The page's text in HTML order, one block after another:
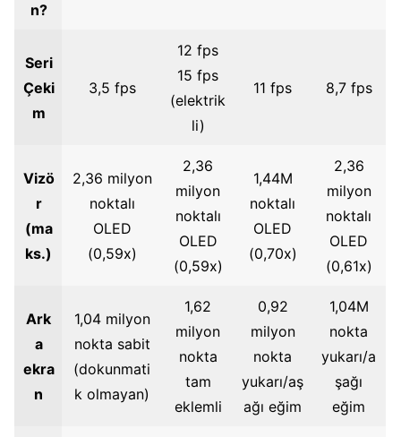
n?
Seri
Çeki
m
3,5 fps
12 fps
15 fps
(elektrik
li)
11 fps 8,7 fps
Vizö
r
(ma
ks.)
2,36 milyon
noktalı
OLED
(0,59x)
2,36
milyon
noktalı
OLED
(0,59x)
1,44M
noktalı
OLED
(0,70x)
2,36
milyon
noktalı
OLED
(0,61x)
Ark
a
ekra
n
1,04 milyon
nokta sabit
(dokunmati
k olmayan)
1,62
milyon
nokta
tam
eklemli
0,92
milyon
nokta
yukarı/aş
ağı eğim
1,04M
nokta
yukarı/a
şağı
eğim